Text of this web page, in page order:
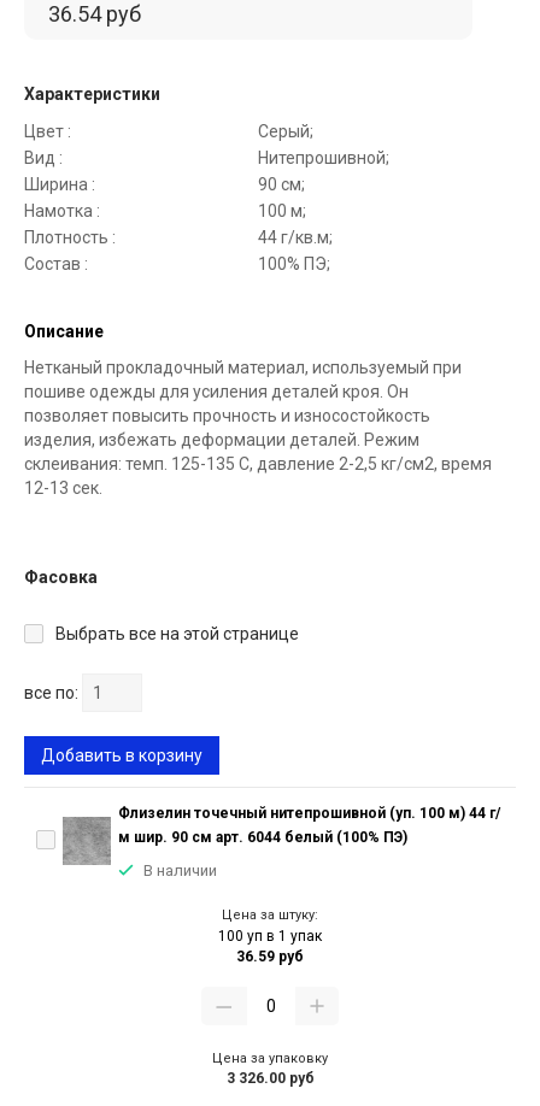
36.54 руб
Характеристики
Цвет :
Серый;
Вид :
Нитепрошивной;
Ширина :
90 см;
Намотка :
100 м;
Плотность :
44 г/кв.м;
Состав :
100% ПЭ;
Описание
Нетканый прокладочный материал, используемый при
пошиве одежды для усиления деталей кроя. Он
позволяет повысить прочность и износостойкость
изделия, избежать деформации деталей. Режим
склеивания: темп. 125-135 С, давление 2-2,5 кг/см2, время
12-13 сек.
Фасовка
Выбрать все на этой странице
все по:
Добавить в корзину
Флизелин точечный нитепрошивной (уп. 100 м) 44 г/
м шир. 90 см арт. 6044 белый (100% ПЭ)
В наличии
Цена за штуку:
100 уп в 1 упак
36.59 руб
Цена за упаковку
3 326.00 руб